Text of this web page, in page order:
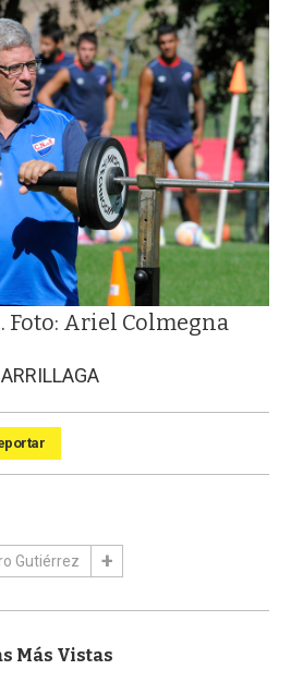
Ariel Colmegna
Gutiérrez
Más Vistas